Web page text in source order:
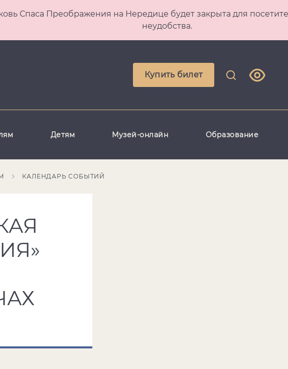
Спаса Преображения на Нередице будет закрыта для
неудобства.
Купить билет
Детям Музей-онлайн Образование
КАЛЕНДАРЬ СОБЫТИЙ